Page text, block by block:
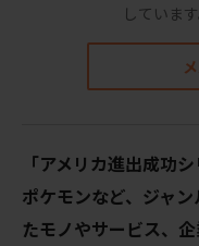
しています
「アメリカ進出成功
ポケモンなど、ジャ
たモノやサービス、